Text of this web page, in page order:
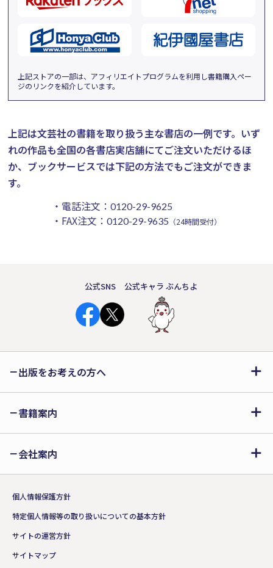
上記ストアの一部は、アフィリエイトプログラムを利用し書籍購入ペー
ジのリンクを紹介しています。
上記は文芸社の書籍を取り扱う主な書店の一例です。 いず
れの作品も全国の各書店実店舗にてご注文いただけるほ
か、ブックサービスでは下記の方法でもご注文ができま
す。
・電話注文： 0120-29-9625
・FAX注文： 0120-29-9635 （24時間受付）
公式SNS 公式キャラ ぶんちよ
出版をお考えの方へ
書籍案内
会社案内
個人情報保護方針
特定個人情報等の取り扱いについての基本方針
サイトの運営方針
サイトマップ